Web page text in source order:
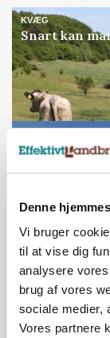
Denne
Vi bruger
til at vise dig
analysere
brug af vores
sociale medier,
Vores partnere
KVÆG
Snart kan
PLANTER
Før